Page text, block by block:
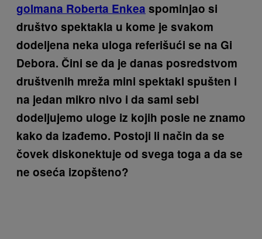
golmana Roberta Enkea spominjao si
društvo spektakla u kome je svakom
dodeljena neka uloga referišući se na Gi
Debora. Čini se da je danas posredstvom
društvenih mreža mini spektakl spušten i
na jedan mikro nivo i da sami sebi
dodeljujemo uloge iz kojih posle ne znamo
kako da izađemo. Postoji li način da se
čovek diskonektuje od svega toga a da se
ne oseća izopšteno?